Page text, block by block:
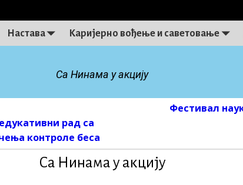
Настава Каријерно вођење и саветовање
Са Нинама у акцију
рад са
контроле беса
Фестивал
Са Нинама у акцију